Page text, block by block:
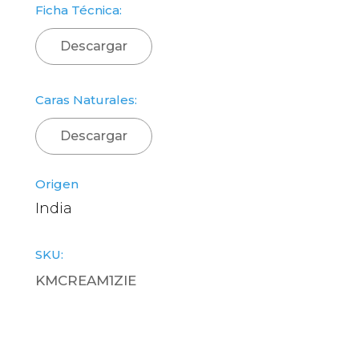
Ficha Técnica:
Descargar
Caras Naturales:
Descargar
Origen
India
SKU:
KMCREAM1ZIE